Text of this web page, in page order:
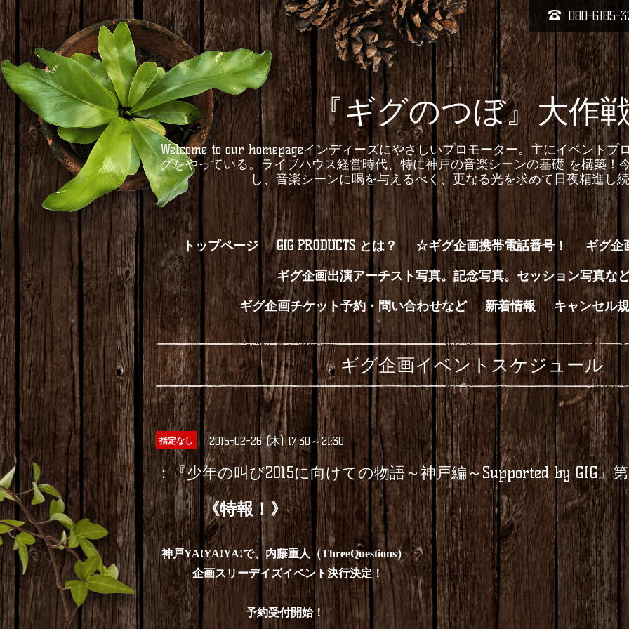
080-6185-
『ギグのつぼ』大作
Welcome to our homepageインディーズにやさしいプロモーター。主にイベントプ
グをやっている。ライブハウス経営時代、特に神戸の音楽シーンの基礎 を構築！
し、音楽シーンに喝を与えるべく、更なる光を求めて日夜精進し
トップページ GIG PRODUCTS とは？ ☆ギグ企画携帯電話番号！
ギグ企
ギグ企画出演アーチスト写真。記念写真。セッション写真な
ギグ企画チケット予約・問い合わせなど
新着情報 キャンセル
ギグ企画イベントスケジュール
指定なし 2015-02-26 (木) 17:30～21:30
：『少年の叫び2015に向けての物語～神戸編～Supported by GIG』
《特報！》
神戸YA!YA!YA!で、内藤重人（ThreeQuestions）
企画スリーデイズイベント決行決定！
予約受付開始！